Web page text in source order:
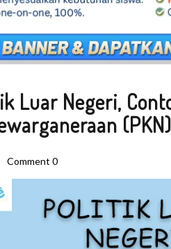
Luar Negeri,
Comment 0